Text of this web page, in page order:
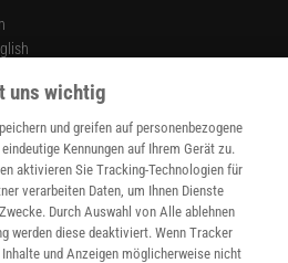
uns wichtig
und greifen auf personenbezogene
Kennungen auf Ihrem Gerät zu.
aktivieren Sie Tracking-Technologien für
verarbeiten Daten, um Ihnen Dienste
Durch Auswahl von Alle ablehnen
werden diese deaktiviert. Wenn Tracker
und Anzeigen möglicherweise nicht